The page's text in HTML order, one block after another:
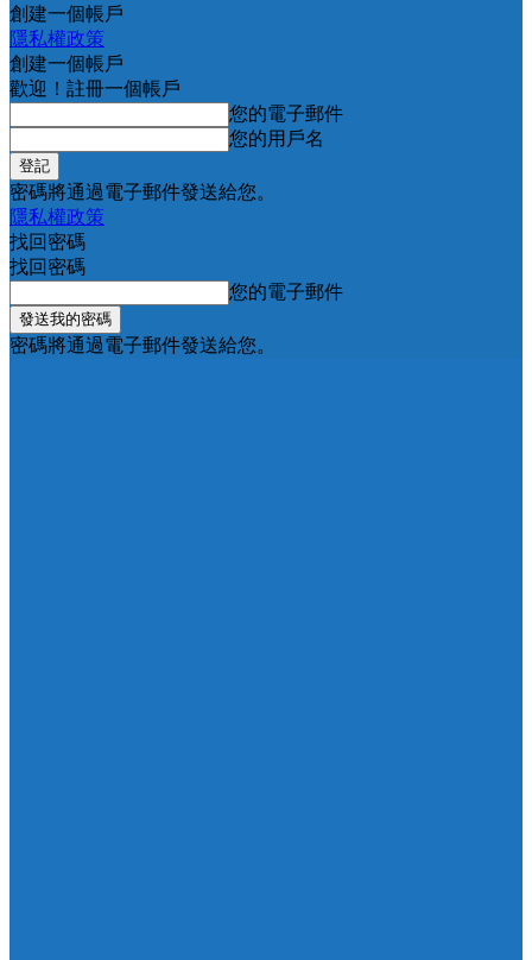
創建一個帳戶
隱私權政策
創建一個帳戶
歡迎！註冊一個帳戶
您的電子郵件
您的用戶名
密碼將通過電子郵件發送給您。
隱私權政策
找回密碼
找回密碼
您的電子郵件
密碼將通過電子郵件發送給您。